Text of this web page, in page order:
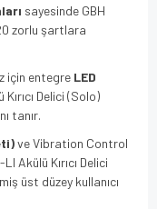
sayesinde GBH
zorlu şartlara
için entegre LED
Delici (Solo)
tanır.
ve Vibration Control
Akülü Kırıcı Delici
üst düzey kullanıcı